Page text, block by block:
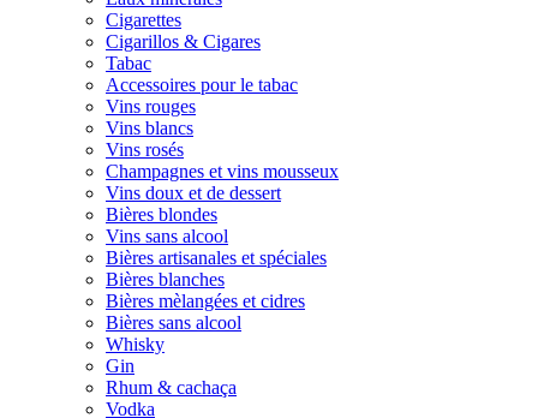
Cigarettes
Cigarillos & Cigares
Tabac
Accessoires pour le tabac
Vins rouges
Vins blancs
Vins rosés
Champagnes et vins mousseux
Vins doux et de dessert
Bières blondes
Vins sans alcool
Bières artisanales et spéciales
Bières blanches
Bières mèlangées et cidres
Bières sans alcool
Whisky
Gin
Rhum & cachaça
Vodka